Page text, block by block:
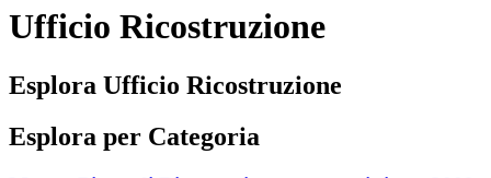
Ufficio Ricostruzione
Esplora Ufficio Ricostruzione
Esplora per Categoria